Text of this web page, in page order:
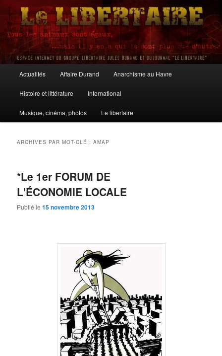
Aller
contenu
principal
Aller
contenu
secondaire
Le Libertaire
principal
Actualités Affaire Durand Anarchisme au Havre
Histoire et littérature International
Musique, cinéma, photos Le libertaire
ARCHIVES PAR MOT-CLÉ :AMAP
*Le 1er FORUM DE
L'ÉCONOMIE LOCALE
Publié le15 novembre 2013